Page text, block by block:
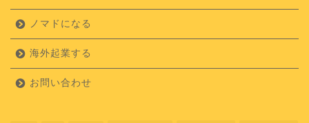
ノマドになる
海外起業する
お問い合わせ